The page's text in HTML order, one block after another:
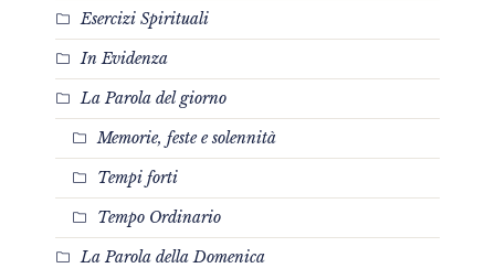
Esercizi Spirituali
In Evidenza
La Parola del giorno
Memorie, feste e solennità
Tempi forti
Tempo Ordinario
La Parola della Domenica